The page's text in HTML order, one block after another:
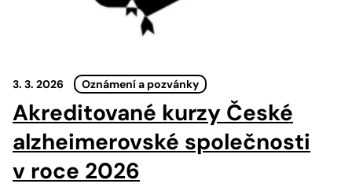
3. 3. 2026 Oznámení a pozvánky
Akreditované kurzy České
alzheimerovské společnosti
v roce 2026